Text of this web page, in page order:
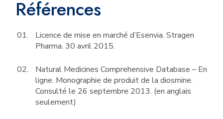
Références
Licence de mise en marché d’Esenvia. Stragen
Pharma. 30 avril 2015.
Natural Medicines Comprehensive Database – En
ligne. Monographie de produit de la diosmine.
Consulté le 26 septembre 2013. (en anglais
seulement)